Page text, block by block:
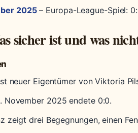
2025– Europa-League-Spiel:
sicher ist und was
neuer Eigentümer von Viktoria
November 2025 endete 0:0.
zeigt drei Begegnungen, einen